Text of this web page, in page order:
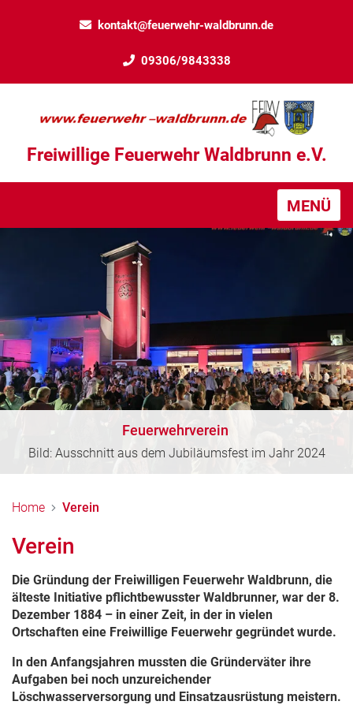
kontakt@feuerwehr-waldbrunn.de
09306/9843338
Freiwillige Feuerwehr Waldbrunn e.V.
MENÜ
Feuerwehrverein
Bild: Ausschnitt aus dem Jubiläumsfest im Jahr 2024
Home Verein
Verein
Die Gründung der Freiwilligen Feuerwehr Waldbrunn, die
älteste Initiative pflichtbewusster Waldbrunner, war der 8.
Dezember 1884 – in einer Zeit, in der in vielen
Ortschaften eine Freiwillige Feuerwehr gegründet wurde.
In den Anfangsjahren mussten die Gründerväter ihre
Aufgaben bei noch unzureichender
Löschwasserversorgung und Einsatzausrüstung meistern.